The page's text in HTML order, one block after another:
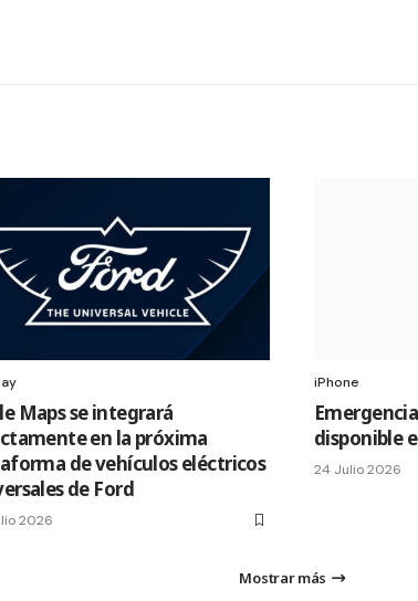
Maps se integrará
en la próxima
de vehículos eléctricos
de Ford
2026
iPhone
disponible
24 Julio 2026
Mostrar más